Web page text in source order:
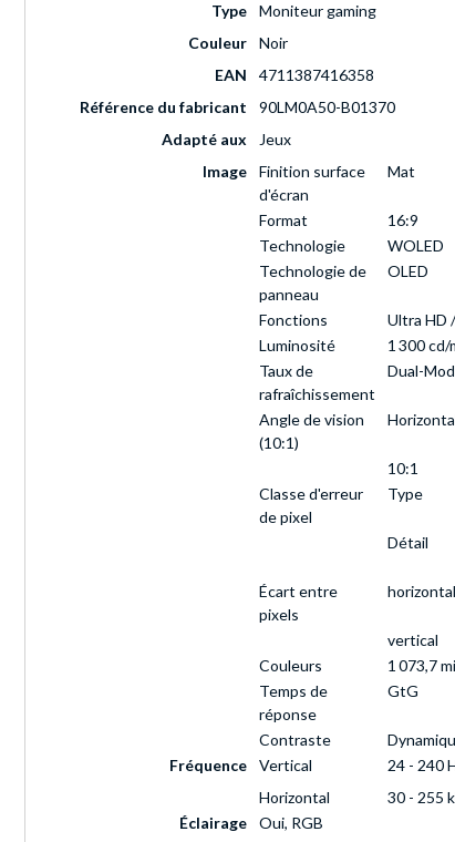
Type
Moniteur gaming
Couleur
Noir
EAN
4711387416358
Référence du fabricant
90LM0A50-B01370
Adapté aux
Jeux
Image
Finition surface
d'écran
Mat
Format
16:9
Technologie
WOLED
Technologie de
panneau
OLED
Fonctions
Ultra HD
Luminosité
1 300 cd/
Taux de
rafraîchissement
Dual-
Angle de vision
(10:1)
10:1
Classe d'erreur
de pixel
Type
Détail
Écart entre
pixels
horizontal
vertical
Couleurs
1 073,7
Temps de
réponse
GtG
Contraste
Fréquence
Vertical
24 - 240
Horizontal
30 - 255
Éclairage
Oui, RGB